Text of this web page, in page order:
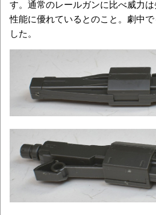
す。通常のレールガンに比べ威力
性能に優れているとのこと。劇中
した。